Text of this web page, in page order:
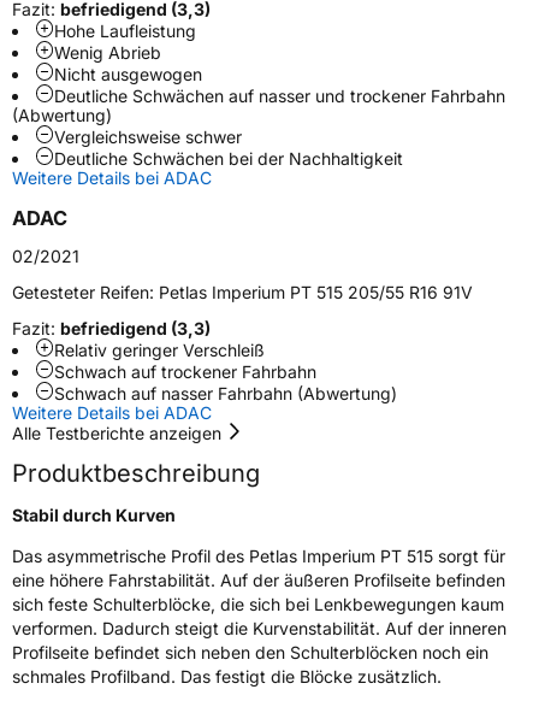
ModellnameImperium PT 515
FahrzeugartPKW & SUV
Weitere Eigenschaften
SchlauchtypTL
EU Label
EffizienzC
NasshaftungB
Rollgeräusch (Klasse)B
Rollgeräusch (dB)71
FahrzeugklasseC1
3PMSF / Schneeflockensymbol / Alpine-SymbolNein
EisgripNein
Fazit: befriedigend (3,3)
Hohe Laufleistung
Wenig Abrieb
Nicht ausgewogen
Deutliche Schwächen auf nasser und trockener Fahrbahn
(Abwertung)
Vergleichsweise schwer
Deutliche Schwächen bei der Nachhaltigkeit
Weitere Details bei ADAC
ADAC
02/2021
Getesteter Reifen: Petlas Imperium PT 515 205/55 R16 91V
Fazit: befriedigend (3,3)
Relativ geringer Verschleiß
Schwach auf trockener Fahrbahn
Schwach auf nasser Fahrbahn (Abwertung)
Weitere Details bei ADAC
Alle Testberichte anzeigen
Produktbeschreibung
Stabil durch Kurven
Das asymmetrische Profil des Petlas Imperium PT 515 sorgt für
eine höhere Fahrstabilität. Auf der äußeren Profilseite befinden
sich feste Schulterblöcke, die sich bei Lenkbewegungen kaum
verformen. Dadurch steigt die Kurvenstabilität. Auf der inneren
Profilseite befindet sich neben den Schulterblöcken noch ein
schmales Profilband. Das festigt die Blöcke zusätzlich.